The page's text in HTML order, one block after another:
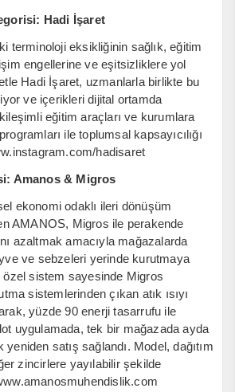
Hadi İşaret
terminoloji eksikliğinin sağlık, eğitim
engellerine ve eşitsizliklere yol
Hadi İşaret, uzmanlarla birlikte bu
ve içerikleri dijital ortamda
eğitim araçları ve kurumlara
ile toplumsal kapsayıcılığı
hadisaret
Amanos & Migros
ekonomi odaklı ileri dönüşüm
AMANOS, Migros ile perakende
azaltmak amacıyla mağazalarda
ve sebzeleri yerinde kurutmaya
özel sistem sayesinde Migros
sistemlerinden çıkan atık ısıyı
yüzde 90 enerji tasarrufu ile
uygulamada, tek bir mağazada ayda
yeniden satış sağlandı. Model, dağıtım
zincirlere yayılabilir şekilde